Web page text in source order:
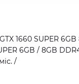
1660 SUPER 6GB
6GB / 8GB
/